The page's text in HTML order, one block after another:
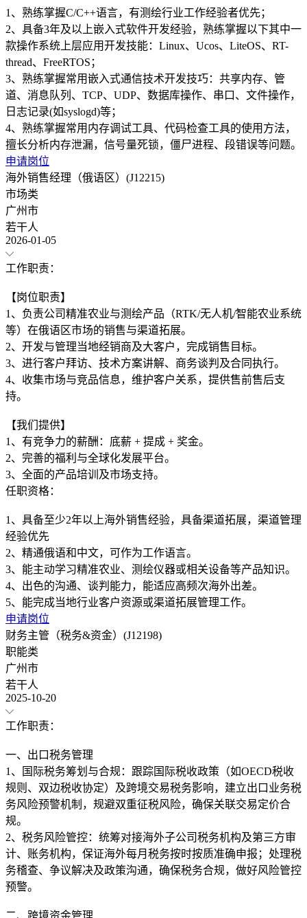
1、熟练掌握C/C++语言，有测绘行业工作经验者优先；
2、具备3年及以上嵌入式软件开发经验，熟练掌握以下其中一
款操作系统上层应用开发技能：Linux、Ucos、LiteOS、RT-
thread、FreeRTOS；
3、熟练掌握常用嵌入式通信技术开发技巧：共享内存、管
道、消息队列、TCP、UDP、数据库操作、串口、文件操作，
日志记录(如syslogd)等；
4、熟练掌握常用内存调试工具、代码检查工具的使用方法，
申请岗位
海外销售经理（俄语区）(J12215)
市场类
广州市
若干人
2026-01-05
工作职责：
【岗位职责】
1、负责公司精准农业与测绘产品（RTK/无人机/智能农业系统
等）在俄语区市场的销售与渠道拓展。
2、开发与管理当地经销商及大客户，完成销售目标。
3、进行客户拜访、技术方案讲解、商务谈判及合同执行。
4、收集市场与竞品信息，维护客户关系，提供售前售后支
持。
【我们提供】
1、有竞争力的薪酬：底薪 + 提成 + 奖金。
2、完善的福利与全球化发展平台。
任职资格：
1、具备至少2年以上海外销售经验，具备渠道拓展，渠道管理
经验优先
2、精通俄语和中文，可作为工作语言。
3、能主动学习精准农业、测绘仪器或相关设备等产品知识。
4、出色的沟通、谈判能力，能适应高频次海外出差。
申请岗位
财务主管（税务&资金）(J12198)
职能类
广州市
若干人
2025-10-20
工作职责：
一、出口税务管理
1、国际税务筹划与合规：跟踪国际税收政策（如OECD税收
规则、双边税收协定）及跨境交易税务影响，建立出口业务税
务风险预警机制，规避双重征税风险，确保关联交易定价合
规。
2、税务风险管控：统筹对接海外子公司税务机构及第三方审
计、账务机构，保证海外每月税务按时按质准确申报；处理税
务稽查、争议解决及政策沟通，确保税务合规，做好风险管控
预警。
二、跨境资金管理